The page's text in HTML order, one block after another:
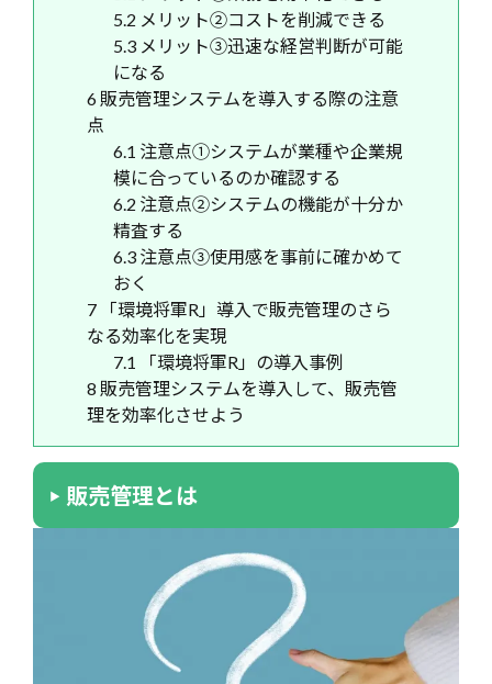
5.2 メリット②コストを削減できる
5.3 メリット③迅速な経営判断が可能
になる
6 販売管理システムを導入する際の注意
点
6.1 注意点①システムが業種や企業規
模に合っているのか確認する
6.2 注意点②システムの機能が十分か
精査する
6.3 注意点③使用感を事前に確かめて
おく
7 「環境将軍R」導入で販売管理のさら
なる効率化を実現
7.1
「環境将軍R」の導入事例
8 販売管理システムを導入して、販売管
理を効率化させよう
販売管理とは